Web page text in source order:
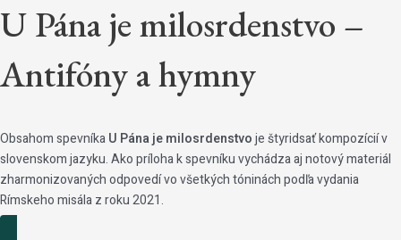
U Pána je milosrdenstvo –
Antifóny a hymny
Obsahom spevníkaU Pána je milosrdenstvoje štyridsať kompozícií v
slovenskom jazyku. Ako príloha k spevníku vychádza aj notový materiál
zharmonizovaných odpovedí vo všetkých tóninách podľa vydania
Rímskeho misála z roku 2021.